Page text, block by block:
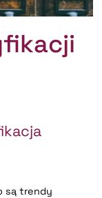
są trendy